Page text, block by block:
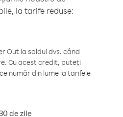
la tarife reduse:
Out la soldul dvs. când
Cu acest credit, puteți
număr din lume la tarifele
de zile